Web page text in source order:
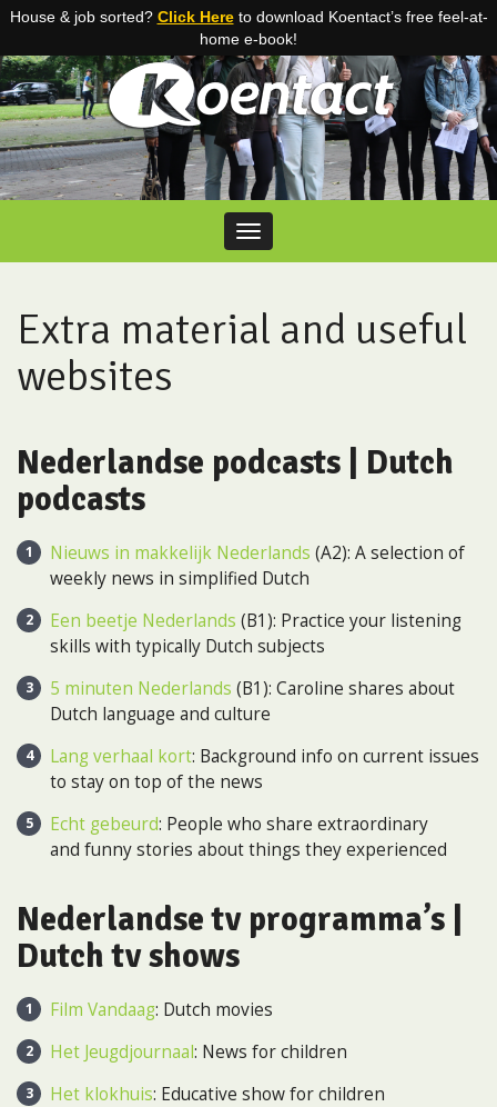
Skip to content
Toggle navigation
Extra material and useful
websites
Nederlandse podcasts
| Dutch
podcasts
Nieuws in makkelijk Nederlands (A2): A selection of
weekly news in simplified Dutch
Een beetje Nederlands (B1): Practice your listening
skills with typically Dutch subjects
5 minuten Nederlands (B1): Caroline shares about
Dutch language and culture
Lang verhaal kort: Background info on current issues
to stay on top of the news
Echt gebeurd: People who share extraordinary
and funny stories about things they experienced
Nederlandse tv programma’s
Dutch tv shows
Film Vandaag: Dutch movies
Het Jeugdjournaal: News for children
Het klokhuis: Educative show for children
House & job sorted? Click Hereto download Koentact’s free feel-at-
home e-book!